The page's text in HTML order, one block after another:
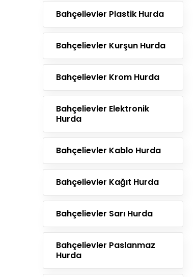
Bahçelievler Plastik Hurda
Bahçelievler Kurşun Hurda
Bahçelievler Krom Hurda
Bahçelievler Elektronik
Hurda
Bahçelievler Kablo Hurda
Bahçelievler Kağıt Hurda
Bahçelievler Sarı Hurda
Bahçelievler Paslanmaz
Hurda